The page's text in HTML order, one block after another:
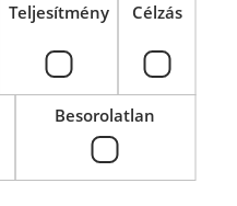
FIZETÉSI
+36 70
Mészáros-
Fabók Anikó
Renáta E.V.
Teljesítmény Célzás
Besorolatlan